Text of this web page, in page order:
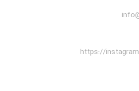
https://